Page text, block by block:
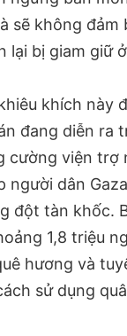
sẽ không đảm
lại bị giam giữ
khích này
đang diễn ra
cường viện trợ
người dân
đột tàn khốc.
1,8 triệu
hương và
sử dụng